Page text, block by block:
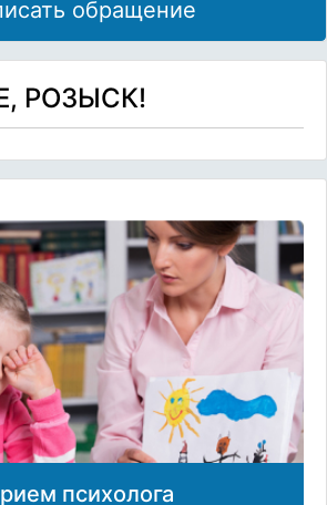
обращение
РОЗЫСК!
психолога